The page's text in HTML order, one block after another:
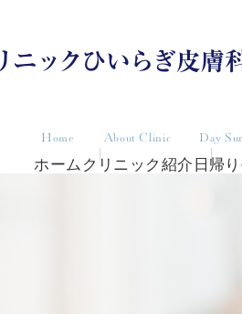
Home
ホーム
About Clinic
クリニック紹介
Day
日帰